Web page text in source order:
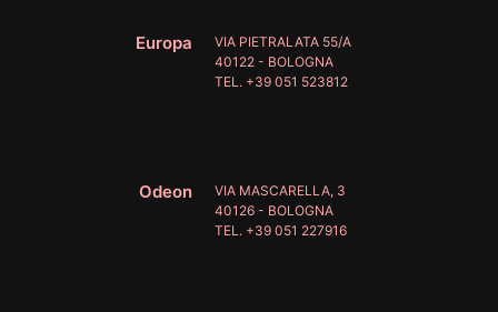
Europa
VIA PIETRALATA 55/A
40122 - BOLOGNA
TEL. +39 051 523812
Odeon
VIA MASCARELLA, 3
40126 - BOLOGNA
TEL. +39 051 227916